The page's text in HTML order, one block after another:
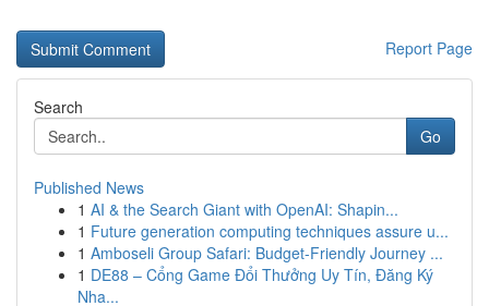
Report Page
Search
Go
Published News
1 AI & the Search Giant with OpenAI: Shapin...
1 Future generation computing techniques assure u...
1 Amboseli Group Safari: Budget-Friendly Journey ...
1 DE88 – Cổng Game Đổi Thưởng Uy Tín, Đăng Ký
Nha...